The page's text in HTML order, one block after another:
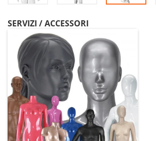
SERVIZI / ACCESSORI